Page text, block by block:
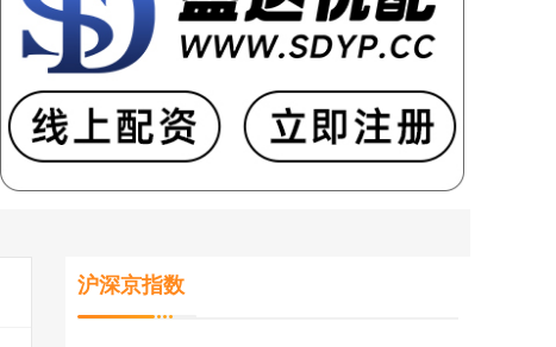
沪深京指数